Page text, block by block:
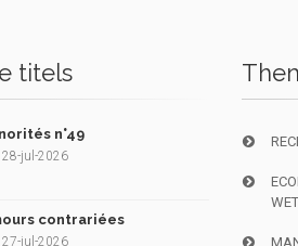
titels
n°49
28-jul-2026
contrariées
27-jul-2026